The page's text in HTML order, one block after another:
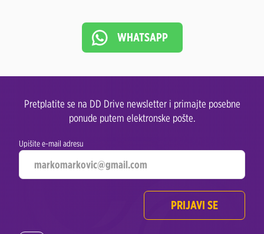
WHATSAPP
Pretplatite se na DD Drive newsletter i primajte posebne
ponude putem elektronske pošte.
Upišite e-mail adresu
PRIJAVI SE